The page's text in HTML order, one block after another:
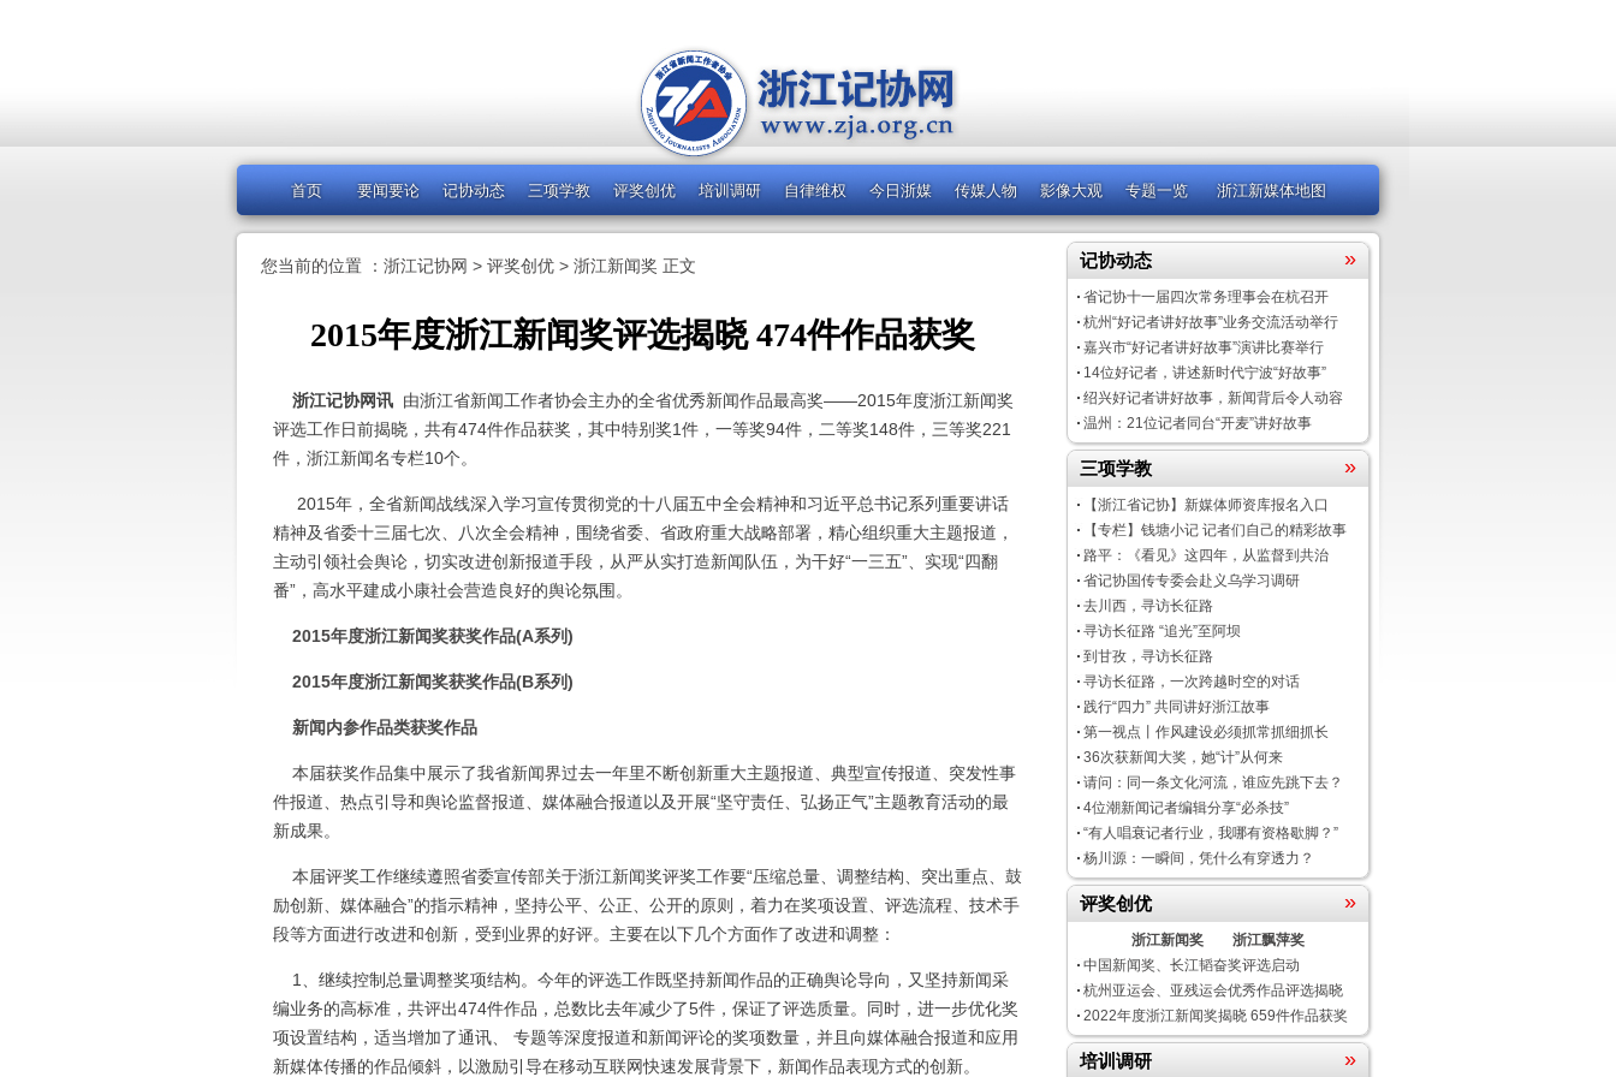
首页 要闻要论 记协动态 三项学教 评奖创优 培训调研 自律维权 今日浙媒 传媒人物 影像大观 专题一览 浙江新媒体地图
您当前的位置 ： 浙江记协网 > 评奖创优 > 浙江新闻奖 正文
2015年度浙江新闻奖评选揭晓 474件作品获奖
浙江记协网讯 由浙江省新闻工作者协会主办的全省优秀新闻作品最高奖——2015年度浙江新闻奖
评选工作日前揭晓，共有474件作品获奖，其中特别奖1件，一等奖94件，二等奖148件，三等奖221
件，浙江新闻名专栏10个。
2015年，全省新闻战线深入学习宣传贯彻党的十八届五中全会精神和习近平总书记系列重要讲话
精神及省委十三届七次、八次全会精神，围绕省委、省政府重大战略部署，精心组织重大主题报道，
主动引领社会舆论，切实改进创新报道手段，从严从实打造新闻队伍，为干好“一三五”、实现“四翻
番”，高水平建成小康社会营造良好的舆论氛围。
2015年度浙江新闻奖获奖作品(A系列)
2015年度浙江新闻奖获奖作品(B系列)
新闻内参作品类获奖作品
本届获奖作品集中展示了我省新闻界过去一年里不断创新重大主题报道、典型宣传报道、突发性事
件报道、热点引导和舆论监督报道、媒体融合报道以及开展“坚守责任、弘扬正气”主题教育活动的最
新成果。
本届评奖工作继续遵照省委宣传部关于浙江新闻奖评奖工作要“压缩总量、调整结构、突出重点、鼓
励创新、媒体融合”的指示精神，坚持公平、公正、公开的原则，着力在奖项设置、评选流程、技术手
段等方面进行改进和创新，受到业界的好评。主要在以下几个方面作了改进和调整：
1、继续控制总量调整奖项结构。今年的评选工作既坚持新闻作品的正确舆论导向，又坚持新闻采
编业务的高标准，共评出474件作品，总数比去年减少了5件，保证了评选质量。同时，进一步优化奖
项设置结构，适当增加了通讯、 专题等深度报道和新闻评论的奖项数量，并且向媒体融合报道和应用
新媒体传播的作品倾斜，以激励引导在移动互联网快速发展背景下，新闻作品表现方式的创新。
记协动态 »
省记协十一届四次常务理事会在杭召开
杭州“好记者讲好故事”业务交流活动举行
嘉兴市“好记者讲好故事”演讲比赛举行
14位好记者，讲述新时代宁波“好故事”
绍兴好记者讲好故事，新闻背后令人动容
温州：21位记者同台“开麦”讲好故事
三项学教 »
【浙江省记协】新媒体师资库报名入口
【专栏】钱塘小记 记者们自己的精彩故事
路平：《看见》这四年，从监督到共治
省记协国传专委会赴义乌学习调研
去川西，寻访长征路
寻访长征路 “追光”至阿坝
到甘孜，寻访长征路
寻访长征路，一次跨越时空的对话
践行“四力” 共同讲好浙江故事
第一视点丨作风建设必须抓常抓细抓长
36次获新闻大奖，她“计”从何来
请问：同一条文化河流，谁应先跳下去？
4位潮新闻记者编辑分享“必杀技”
“有人唱衰记者行业，我哪有资格歇脚？”
杨川源：一瞬间，凭什么有穿透力？
评奖创优 »
浙江新闻奖
浙江飘萍奖
中国新闻奖、长江韬奋奖评选启动
杭州亚运会、亚残运会优秀作品评选揭晓
2022年度浙江新闻奖揭晓 659件作品获奖
培训调研 »